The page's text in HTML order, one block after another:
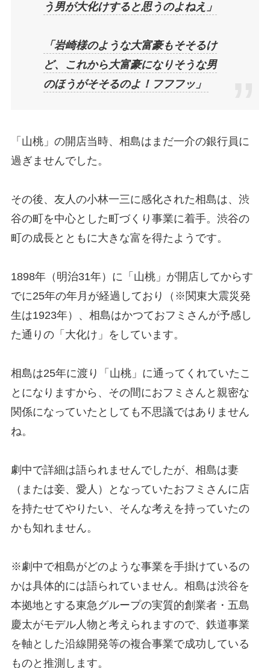
う男が大化けすると思うのよねえ」
「岩崎様のような大富豪もそそるけ
ど、これから大富豪になりそうな男
のほうがそそるのよ！フフフッ」
「山桃」の開店当時、相島はまだ一介の銀行員に
過ぎませんでした。
その後、友人の小林一三に感化された相島は、渋
谷の町を中心とした町づくり事業に着手。渋谷の
町の成長とともに大きな富を得たようです。
1898年（明治31年）に「山桃」が開店してからす
でに25年の年月が経過しており（※関東大震災発
生は1923年）、相島はかつておフミさんが予感し
た通りの「大化け」をしています。
相島は25年に渡り「山桃」に通ってくれていたこ
とになりますから、その間におフミさんと親密な
関係になっていたとしても不思議ではありません
ね。
劇中で詳細は語られませんでしたが、相島は妻
（または妾、愛人）となっていたおフミさんに店
を持たせてやりたい、そんな考えを持っていたの
かも知れません。
※劇中で相島がどのような事業を手掛けているの
かは具体的には語られていません。相島は渋谷を
本拠地とする東急グループの実質的創業者・五島
慶太がモデル人物と考えられますので、鉄道事業
を軸とした沿線開発等の複合事業で成功している
ものと推測します。